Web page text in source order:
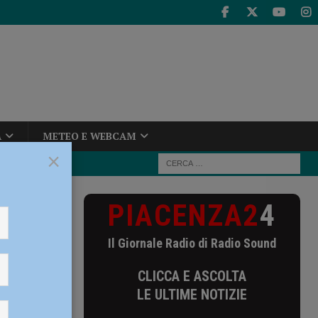
METEO E WEBCAM
Zanrei e
il
PIACENZA24
Il Giornale Radio di Radio Sound
CLICCA E ASCOLTA
LE ULTIME NOTIZIE
×